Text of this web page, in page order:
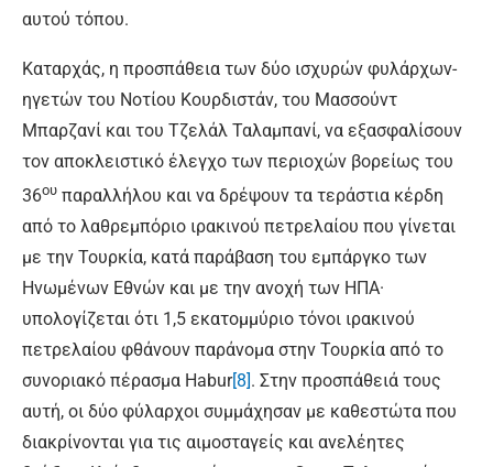
αυτού τόπου.
Καταρχάς, η προσπάθεια των δύο ισχυρών φυλάρχων-
ηγετών του Νοτίου Κουρδιστάν, του Μασσούντ
Μπαρζανί και του Τζελάλ Ταλαμπανί, να εξασφαλίσουν
τον αποκλειστικό έλεγχο των περιοχών βορείως του
36ου παραλλήλου και να δρέψουν τα τεράστια κέρδη
από το λαθρεμπόριο ιρακινού πετρελαίου που γίνεται
με την Τουρκία, κατά παράβαση του εμπάργκο των
Ηνωμένων Εθνών και με την ανοχή των ΗΠΑ·
υπολογίζεται ότι 1,5 εκατομμύριο τόνοι ιρακινού
πετρελαίου φθάνουν παράνομα στην Τουρκία από το
συνοριακό πέρασμα Habur[8]. Στην προσπάθειά τους
αυτή, οι δύο φύλαρχοι συμμάχησαν με καθεστώτα που
διακρίνονται για τις αιμοσταγείς και ανελέητες